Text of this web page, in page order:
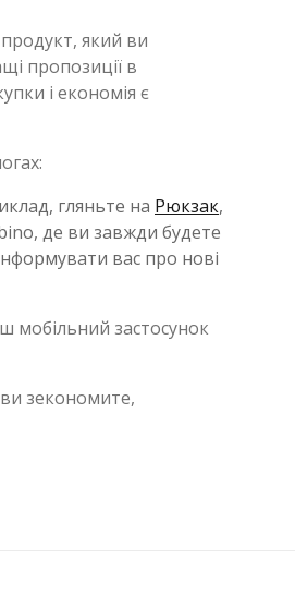
який ви
пропозиції в
і економія є
гляньте на Рюкзак,
де ви завжди будете
вас про нові
мобільний застосунок
зекономите,